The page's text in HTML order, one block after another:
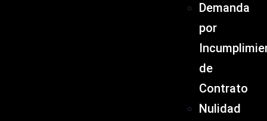
Demanda
por
de
Contrato
Nulidad